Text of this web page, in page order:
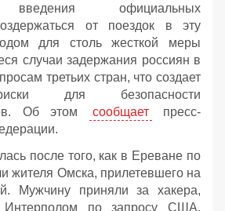
введения официальных
от поездок в эту
для столь жесткой меры
случаи задержания россиян в
третьих стран, что создает
для безопасности
Об этом
сообщает
пресс-
после того, как в Ереване по
жителя Омска, прилетевшего на
Мужчину приняли за хакера,
Интерполом по запросу США,